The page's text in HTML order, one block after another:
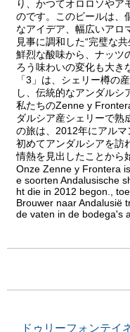
り、かつてオロロソやア
のです。このビールは、
なアイデア、幅広いアロ
見事に調和した“完璧な共
鮮烈な酸味から、ナッツ
ろう味わいの変化も大き
「3」は、シェリー樽の
し、伝統的なアンダルシ
私たちのZenne y
ダルシア産シェリーで熟
の旅は、2012年にアル
初めてアンダルシアを訪
情熱を見出したことから
Onze Zenne y Frontera
e soorten Andalusische
ht die in 2012 begon.,
Brouwer naar Andalusië
de vaten in de bodega's
ドゥリーフォンテイ